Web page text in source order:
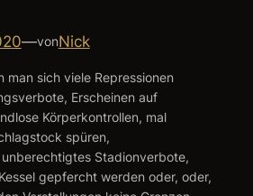
—vonNick
man sich viele Repressionen
Erscheinen auf
Körperkontrollen, mal
spüren,
Stadionverbote,
gepfercht werden oder, oder,